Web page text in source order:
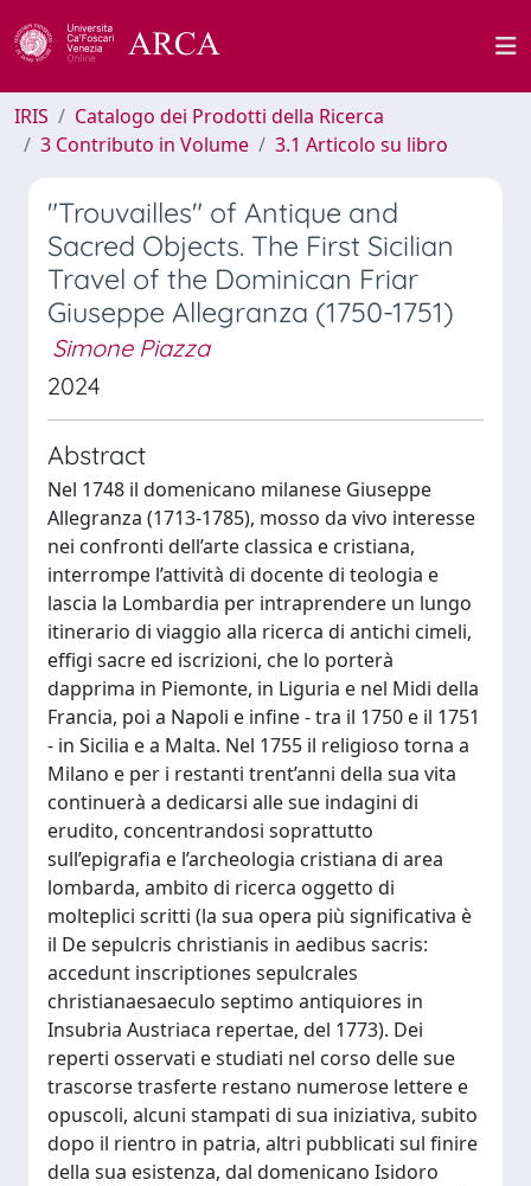
IRIS
Catalogo dei Prodotti della Ricerca
3 Contributo in Volume
3.1 Articolo su libro
"Trouvailles" of Antique and
Sacred Objects. The First Sicilian
Travel of the Dominican Friar
Giuseppe Allegranza (1750-1751)
Simone Piazza
2024
Abstract
Nel 1748 il domenicano milanese Giuseppe
Allegranza (1713-1785), mosso da vivo interesse
nei confronti dell’arte classica e cristiana,
interrompe l’attività di docente di teologia e
lascia la Lombardia per intraprendere un lungo
itinerario di viaggio alla ricerca di antichi cimeli,
effigi sacre ed iscrizioni, che lo porterà
dapprima in Piemonte, in Liguria e nel Midi della
Francia, poi a Napoli e infine - tra il 1750 e il 1751
- in Sicilia e a Malta. Nel 1755 il religioso torna a
Milano e per i restanti trent’anni della sua vita
continuerà a dedicarsi alle sue indagini di
erudito, concentrandosi soprattutto
sull’epigrafia e l’archeologia cristiana di area
lombarda, ambito di ricerca oggetto di
molteplici scritti (la sua opera più significativa è
il De sepulcris christianis in aedibus sacris:
accedunt inscriptiones sepulcrales
christianaesaeculo septimo antiquiores in
Insubria Austriaca repertae, del 1773). Dei
reperti osservati e studiati nel corso delle sue
trascorse trasferte restano numerose lettere e
opuscoli, alcuni stampati di sua iniziativa, subito
dopo il rientro in patria, altri pubblicati sul finire
della sua esistenza, dal domenicano Isidoro